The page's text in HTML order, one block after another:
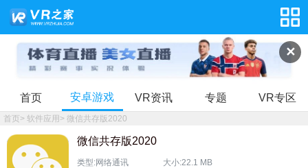
✕
首页 安卓游戏 VR资讯 专题 VR专区
首页> 软件应用> 微信共存版2020
微信共存版2020
类型:网络通讯 大小:22.1 MB